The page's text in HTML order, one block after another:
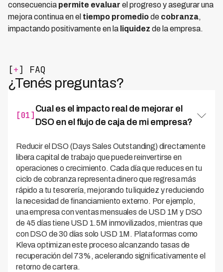
consecuencia permite evaluar el progreso y asegurar una
mejora continua en el tiempo promediode cobranza,
impactando positivamente en la liquidez de la empresa.
[+] FAQ
¿Tenés preguntas?
[01]
Cual es el impacto real de mejorar el
DSO en el flujo de caja de mi empresa?
Reducir el DSO (Days Sales Outstanding) directamente
libera capital de trabajo que puede reinvertirse en
operaciones o crecimiento. Cada día que reduces en tu
ciclo de cobranza representa dinero que regresa más
rápido a tu tesorería, mejorando tu liquidez y reduciendo
la necesidad de financiamiento externo. Por ejemplo,
una empresa con ventas mensuales de USD 1M y DSO
de 45 días tiene USD 1.5M inmovilizados, mientras que
con DSO de 30 días solo USD 1M. Plataformas como
Kleva optimizan este proceso alcanzando tasas de
recuperación del 73%, acelerando significativamente el
retorno de cartera.